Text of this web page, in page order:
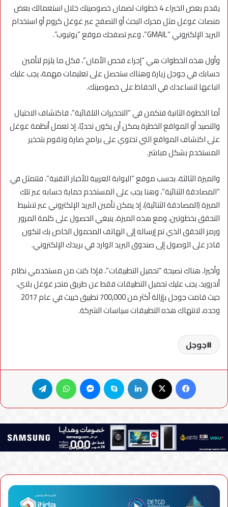
يقدم بعض الخبراء 4 خطوات لضمان خصوصيتك خلال استعمالك بعض
منصات غوغل مثل محرك البحث أو التصفح عبر غوغل كروم أو استخدام
البريد الإلكتروني “GMAIL”، وعبر تصفحك موقع “يوتيوب”.
وأول هذه الخطوات هي “إجراء فحص الأمان”، فكل ما يلزم لتأمين
حسابك في جوجل زيارة وهناك ستحصل على تعليمات مهمة، يجب عليك
اتباعها لتساعدك في الحفاظ على خصوصيتك.
أما الخطوة الثانية فتكمن في “التحذيرات التلقائية”، فاكتشاف الاحتيال
والتصيد أو المواقع الخطرة يمكن أن يكون تحديًا، إذ تعمل أنظمة غوغل
على اكتشاف المواقع التي تحتوي على برامج ضارة وتقوم بتحذير
المستخدم بشكل مباشر.
والميزة الثالثة، بحسب موقع “البوابة العربية للأخبار التقنية”، فتتمثل في
“المصادقة الثنائية”، وهنا يجب على المستخدم حماية حسابه عبر تلك
الميزة (المصادقة الثنائية)، إذ يمكن تأمين البريد الإلكتروني عبر تنشيط
التحقق بخطوتين، ومع هذه الميزة، ينبغي الحصول على كلمة المرور
ورمز التحقق الذي تم إرساله إلى الهاتف المحمول الخاص بك لتكون
قادر على الوصول إلى صندوق البريد الوارد في بريدك الإلكتروني.
وأخيرا، هناك نصيحة “تحميل التطبيقات”، فإذا كنت من مستخدمي نظام
أندرويد، يجب عليك تحميل التطبيقات فقط عن طريق متجر غوغل بلاي،
حيث قامت جوجل بإزالة أكثر من 700,000 تطبيق خبيث في عام 2017
وحده، لانتهاك هذه التطبيقات سياسات الشركة.
جوجل
فيسبوك لينكدإن سكايب ماسنجر واتساب